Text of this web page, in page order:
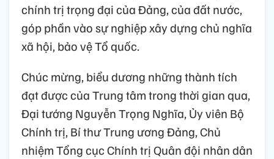
chính trị trọng đại của Đảng, của đất nước,
góp phần vào sự nghiệp xây dựng chủ nghĩa
xã hội, bảo vệ Tổ quốc.
Chúc mừng, biểu dương những thành tích
đạt được của Trung tâm trong thời gian qua,
Đại tướng Nguyễn Trọng Nghĩa, Ủy viên Bộ
Chính trị, Bí thư Trung ương Đảng, Chủ
nhiệm Tổng cục Chính trị Quân đội nhân dân